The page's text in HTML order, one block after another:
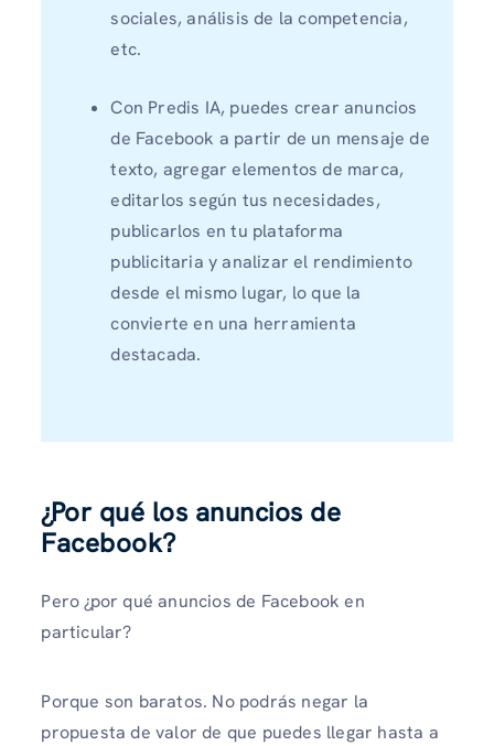
sociales, análisis de la competencia,
etc.
Con Predis IA, puedes crear anuncios
de Facebook a partir de un mensaje de
texto, agregar elementos de marca,
editarlos según tus necesidades,
publicarlos en tu plataforma
publicitaria y analizar el rendimiento
desde el mismo lugar, lo que la
convierte en una herramienta
destacada.
¿Por qué los anuncios de
Facebook?
Pero ¿por qué anuncios de Facebook en
particular?
Porque son baratos. No podrás negar la
propuesta de valor de que puedes llegar hasta a